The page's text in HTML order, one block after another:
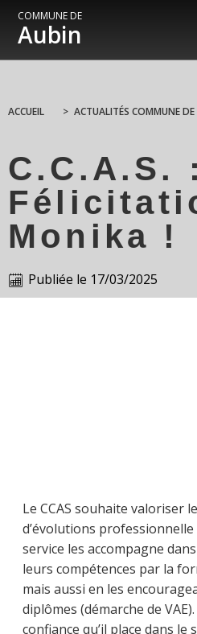
COMMUNE DE
Aubin
ACCUEIL > ACTUALITÉS COMMUNE
C.C.A.S. :
Monika !
Publiée le 17/03/2025
Le CCAS souhaite valoriser
d’évolutions professionnelle
service les accompagne
leurs compétences par la
mais aussi en les
diplômes (démarche de
confiance qu’il place dans